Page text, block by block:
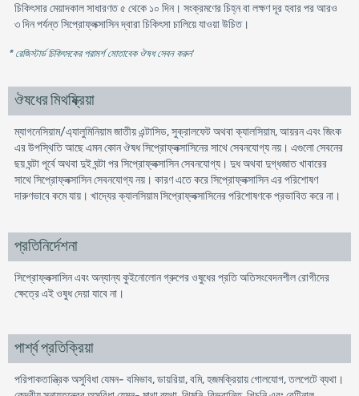
চিকিৎসার মেয়াদকাল সাধারণত ৫ থেকে ১০ দিন। সংক্রমণের চিহ্ন বা লক্ষণ দূর হবার পর আরও
৩ দিন পর্যন্ত সিপ্রোফ্লক্সাসিন দ্বারা চিকিৎসা চালিয়ে যাওয়া উচিত।
* রেজিস্টার্ড চিকিৎসকের পরামর্শ মোতাবেক ঔষধ সেবন করুন'
ঔষধের মিথষ্ক্রিয়া
ম্যাগনেসিয়াম/এ্যালুমিনিয়াম জাতীয় এন্টাসিড, সুক্রালফেট অথবা ক্যালসিয়াম, আয়রন এবং জিংক
এর উপস্থিতি আছে এমন কোন ঔষধ সিপ্রোফ্লক্সাসিনের সাথে সেবনযোগ্য নয়। এগুলো সেবনের
ছয় ঘন্টা পূর্বে অথবা দুই ঘন্টা পর সিপ্রোফ্লক্সাসিন সেবনযোগ্য। দুধ অথবা দুগ্ধজাত খাবারের
সাথে সিপ্রোফ্লক্সাসিন সেবনযোগ্য নয়। কারণ এতে করে সিপ্রোফ্লক্সাসিন এর পরিশোষণ
দারুণভাবে কমে যায়। খাদ্যের ক্যালসিয়াম সিপ্রোফ্লক্সাসিনের পরিশোষণকে প্রভাবিত করে না।
প্রতিনির্দেশনা
সিপ্রোফ্লক্সাসিন এবং অন্যান্য কুইনোলোন গ্রুপের ওষুধের প্রতি অতিসংবেদনশীল রোগীদের
ক্ষেত্রে এই ওষুধ দেয়া যাবে না।
পার্শ্ব প্রতিক্রিয়া
পরিপাকতান্ত্রিক অসুবিধা যেমন- বমিভাব, ডায়রিয়া, বমি, হজমক্রিয়ায় গোলযোগ, তলপেটে ব্যথা।